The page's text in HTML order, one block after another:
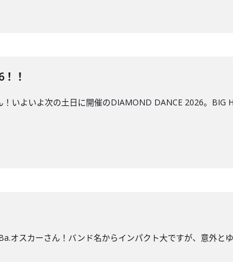
！
いよいよ次の土日に開催のDIAMOND DANCE 2026。BIG
オスカーさん！バンド名からインパクト大ですが、意外と